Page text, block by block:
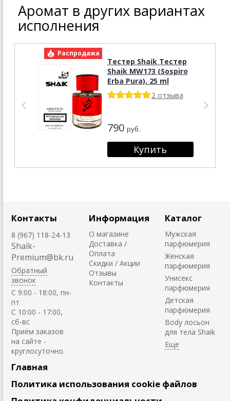
Аромат в других вариантах
исполнения
Распродажа
Тестер Shaik Тестер
Shaik MW173 (Sospiro
Erba Pura), 25 ml
2 отзыва
790 руб.
Контакты
8 (967) 118-24-13
Shaik-
Premium@bk.ru
Обратный
звонок
C 9:00 - 18:00, пн-
пт
С 10:00 - 17:00,
сб-вс
Приём заказов
на сайте -
круглосуточно.
Информация
О магазине
Доставка /
Оплата
Скидки / Акции
Отзывы
Контакты
Каталог
Мужская
парфюмерия
Женская
парфюмерия
Унисекс
парфюмерия
Детская
парфюмерия
Body лосьон
для тела Shaik
Главная
Политика использования cookie файлов